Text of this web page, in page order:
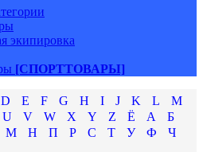
экипировка
[СПОРТТОВАРЫ]
D E F G H I J K L
M
U V W X Y Z Ё А
Б
М Н П Р С Т У Ф
Ч